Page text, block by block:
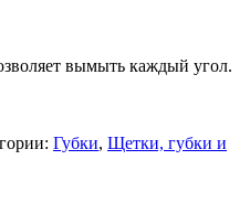
вымыть каждый угол.
Губки, Щетки, губки и